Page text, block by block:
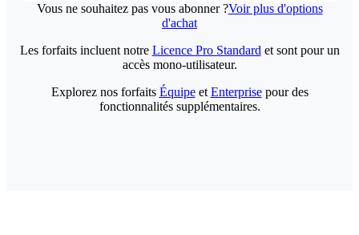
Vous ne souhaitez pas vous abonner ?Voir plus d'options
d'achat
Les forfaits incluent notre Licence Pro Standard et sont pour un
accès mono-utilisateur.
Explorez nos forfaits Équipeet Enterprisepour des
fonctionnalités supplémentaires.